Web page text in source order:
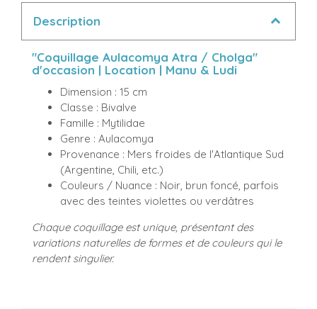
Description
"Coquillage Aulacomya Atra / Cholga"
d'occasion | Location | Manu & Ludi
Dimension : 15 cm
Classe : Bivalve
Famille : Mytilidae
Genre : Aulacomya
Provenance : Mers froides de l'Atlantique Sud
(Argentine, Chili, etc.)
Couleurs / Nuance : Noir, brun foncé, parfois
avec des teintes violettes ou verdâtres
Chaque coquillage est unique, présentant des
variations naturelles de formes et de couleurs qui le
rendent singulier.